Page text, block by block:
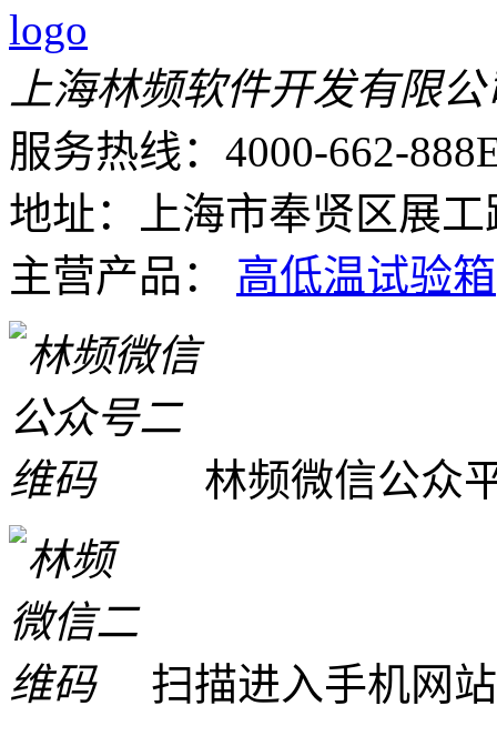
上海林频软件开发有限公
服务热线：4000-662-888
地址：上海市奉贤区展工
主营产品： 高低温试验箱
林频微信公众
扫描进入手机网